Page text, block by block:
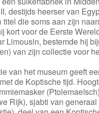
destijds heerser van
titel die soms aan zijn
kort voor de Eerste
Limousin, bestemde hij
van zijn collectie voor
van het museum geeft
de Koptische tijd.
Rijk), sjabti van